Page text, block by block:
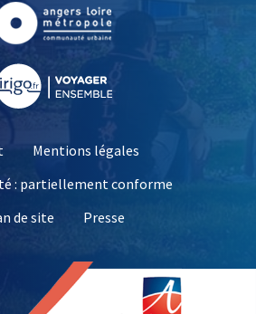
, Ouvre une nouvelle
Mentions légales
: partiellement conforme
de site
Presse